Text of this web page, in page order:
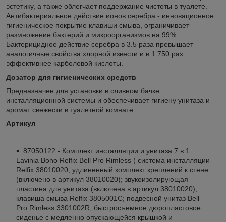
эстетику, а также облегчает поддержание чистоты в туалете.
Антибактериальное действие ионов серебра - инновационное
гигиеническое покрытие клавиши смыва, ограничивает
размножение бактерий и микроорганизмов на 99%.
Бактерицидное действие серебра в 3.5 раза превышает
аналогичные свойства хлорной извести и в 1.750 раз
эффективнее карболовой кислоты.
Дозатор для гигиенических средств
Предназначен для установки в сливном бачке
инсталляционной системы и обеспечивает гигиену унитаза и
аромат свежести в туалетной комнате.
Артикул
87050122 - Комплект инсталляции и унитаза 7 в 1
Lavinia Boho Relfix Bell Pro Rimless ( система инсталляции
Relfix 38010020; удлиненный комплект креплений к стене
(включено в артикул 38010020); звукоизолирующая
пластина для унитаза (включена в артикул 38010020);
клавиша смыва Relfix 3805001C; подвесной унитаз Bell
Pro Rimless 3301002R; быстросъемное дюропластовое
сиденье с медленно опускающейся крышкой и